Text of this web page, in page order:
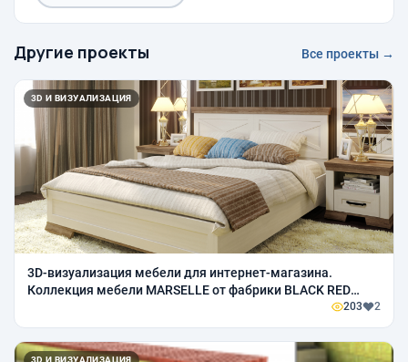
Другие проекты Все проекты →
3D И ВИЗУАЛИЗАЦИЯ
3D-визуализация мебели для интернет-магазина.
Коллекция мебели MARSELLE от фабрики BLACK RED
203 2
3D И ВИЗУАЛИЗАЦИЯ